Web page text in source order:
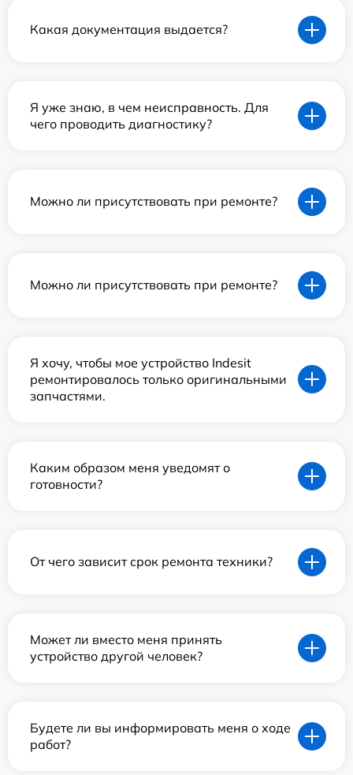
Какая документация выдается?
Я уже знаю, в чем неисправность. Для
чего проводить диагностику?
Можно ли присутствовать при ремонте?
Можно ли присутствовать при ремонте?
Я хочу, чтобы мое устройство Indesit
ремонтировалось только оригинальными
запчастями.
Каким образом меня уведомят о
готовности?
От чего зависит срок ремонта техники?
Может ли вместо меня принять
устройство другой человек?
Будете ли вы информировать меня о ходе
работ?